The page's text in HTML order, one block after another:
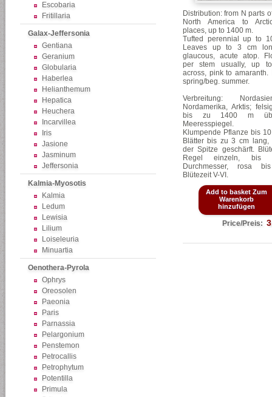
Escobaria
Fritillaria
Galax-Jeffersonia
Gentiana
Geranium
Globularia
Haberlea
Helianthemum
Hepatica
Heuchera
Incarvillea
Iris
Jasione
Jasminum
Jeffersonia
Kalmia-Myosotis
Kalmia
Ledum
Lewisia
Lilium
Loiseleuria
Minuartia
Oenothera-Pyrola
Ophrys
Oreosolen
Paeonia
Paris
Parnassia
Pelargonium
Penstemon
Petrocallis
Petrophytum
Potentilla
Primula
Distribution: from N parts
North America to
places, up to 1400 m.
Tufted perennial up to
Leaves up to 3 cm
glaucous, acute atop.
per stem usually, up
across, pink to amaranth.
spring/beg. summer.
Verbreitung:
Nordamerika, Arktis;
bis zu 1400 m
Meeresspiegel.
Klumpende Pflanze bis
Blätter bis zu 3 cm lang,
der Spitze geschärft.
Regel einzeln, bis
Durchmesser, rosa
Blütezeit V-VI.
Add to basket Zum
Warenkorb
hinzufügen
Price/Preis: